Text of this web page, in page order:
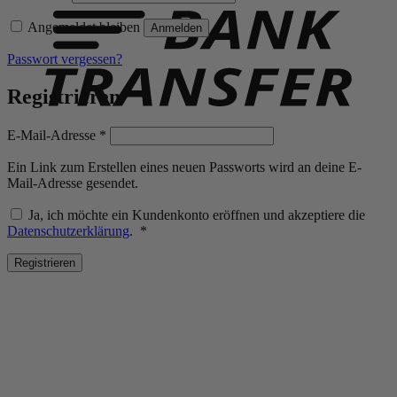
Angemeldet bleiben Anmelden
Passwort vergessen?
Registrieren
E-Mail-Adresse *
Ein Link zum Erstellen eines neuen Passworts wird an deine E-
Mail-Adresse gesendet.
Ja, ich möchte ein Kundenkonto eröffnen und akzeptiere die
Datenschutzerklärung. *
Registrieren